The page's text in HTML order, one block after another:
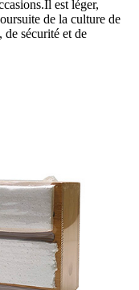
est léger,
de la culture de
de sécurité et de